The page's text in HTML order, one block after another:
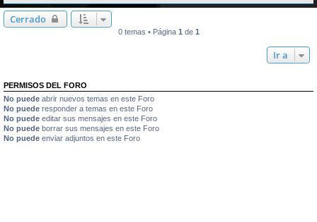
Cerrado
0 temas • Página 1 de 1
Ir a
PERMISOS DEL FORO
No puede abrir nuevos temas en este Foro
No puede responder a temas en este Foro
No puede editar sus mensajes en este Foro
No puede borrar sus mensajes en este Foro
No puede enviar adjuntos en este Foro